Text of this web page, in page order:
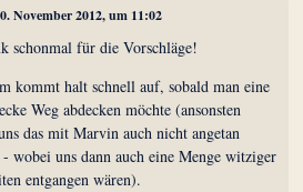
November 2012, um 11:02
schonmal für die Vorschläge!
kommt halt schnell auf, sobald man eine
Weg abdecken möchte (ansonsten
das mit Marvin auch nicht angetan
- wobei uns dann auch eine Menge witziger
entgangen wären).